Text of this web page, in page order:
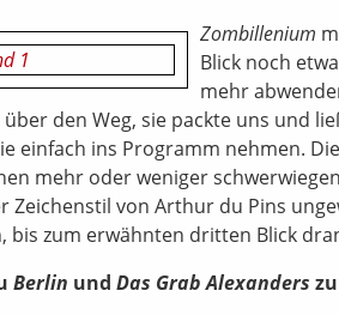
Zombillenium
Blick noch
mehr
den Weg, sie packte uns und
einfach ins Programm nehmen.
mehr oder weniger
Zeichenstil von Arthur du Pins
bis zum erwähnten dritten Blick
Berlin und Das Grab Alexanders